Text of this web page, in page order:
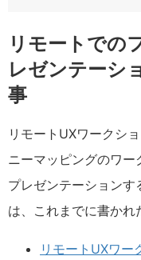
リモートでの
レゼンテーシ
事
リモートUXワークシ
ニーマッピングのワ
プレゼンテーションす
は、これまでに書かれ
リモートUXワー